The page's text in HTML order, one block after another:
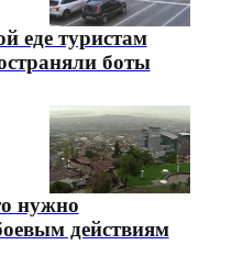
еде туристам
боты
нужно
действиям